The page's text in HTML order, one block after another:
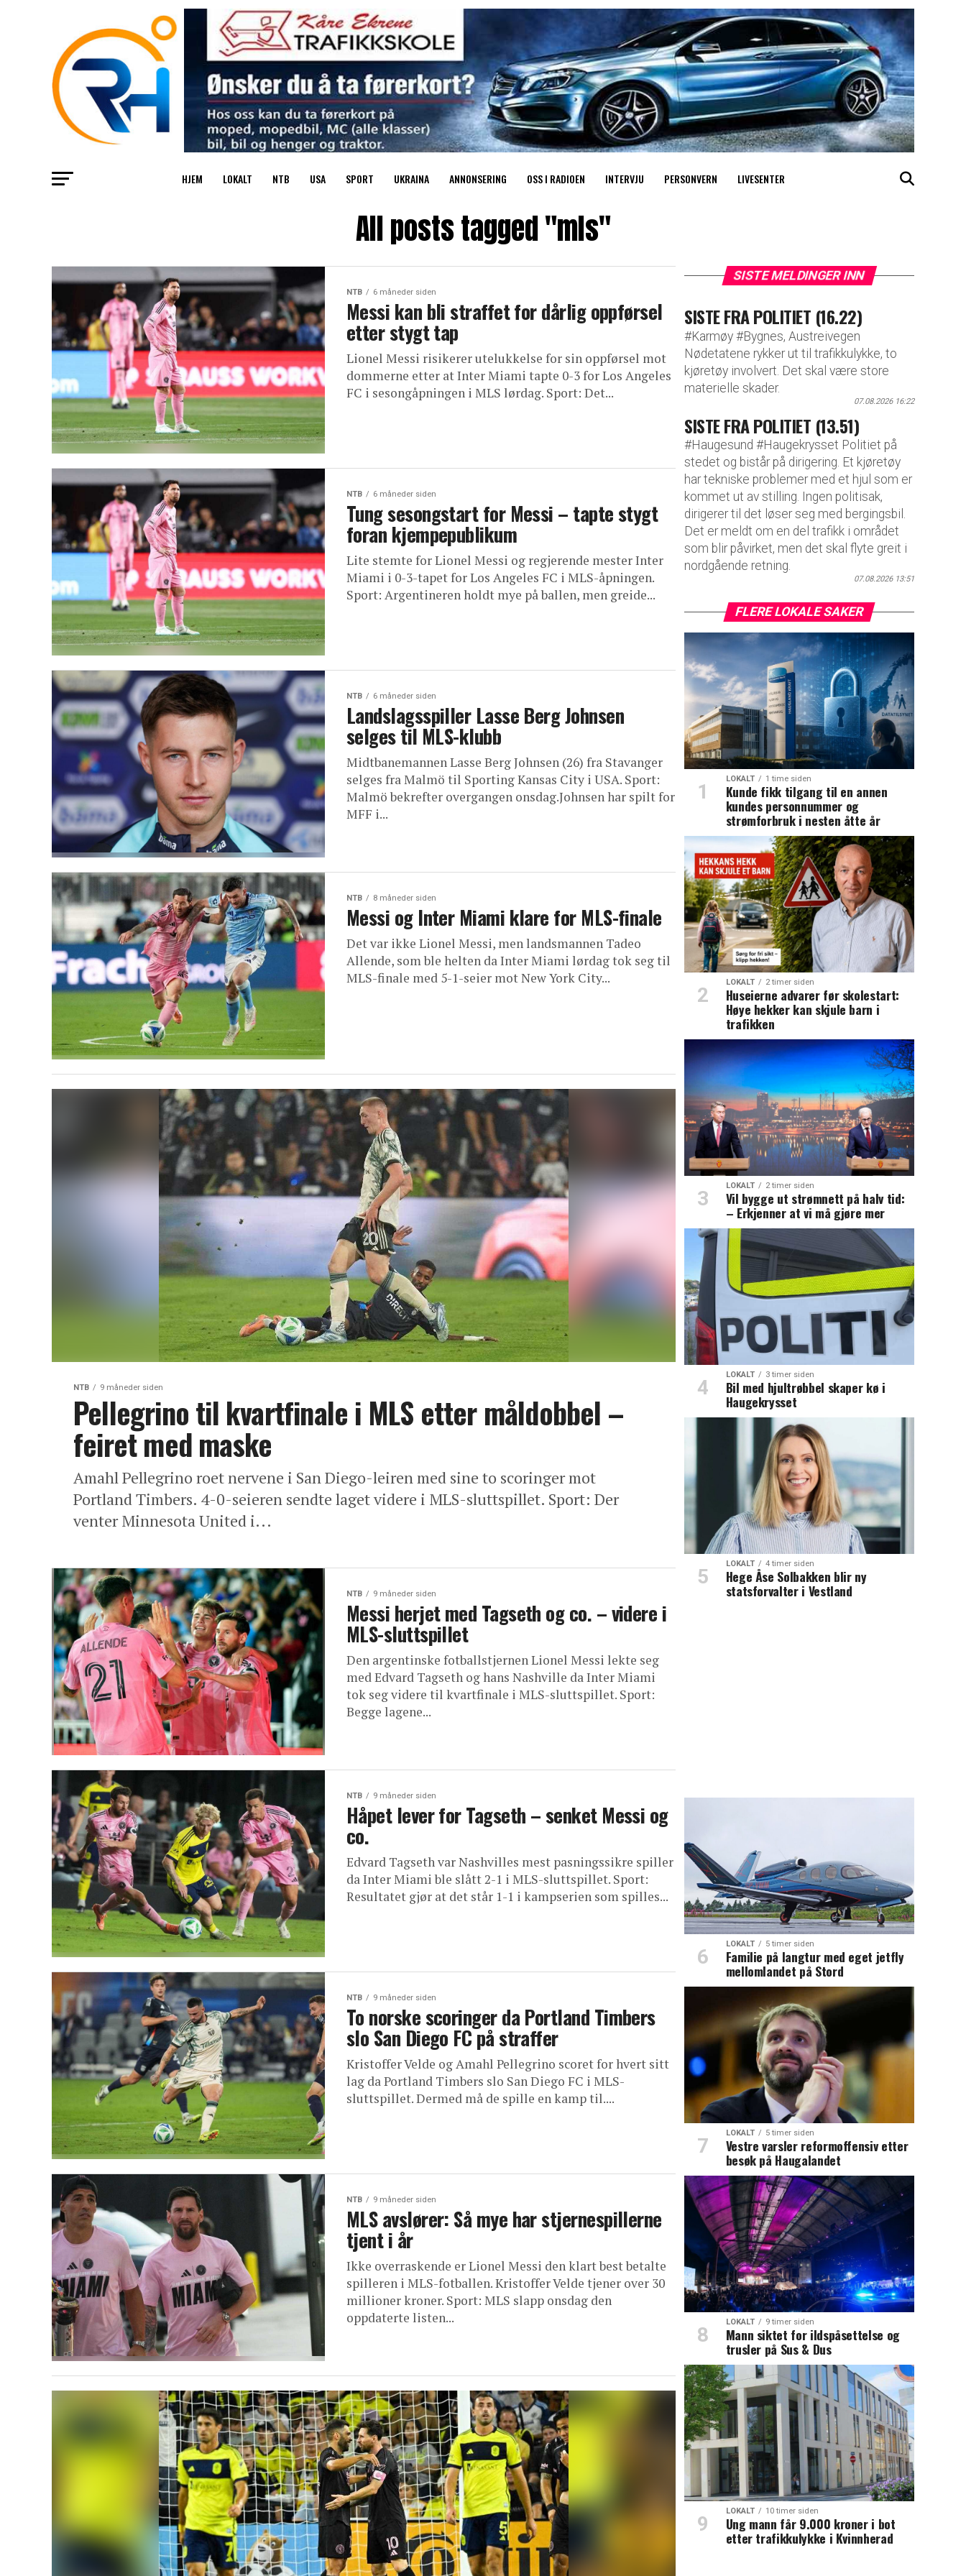
HJEM LOKALT NTB USA SPORT UKRAINA ANNONSERING OSS I RADIOEN INTERVJU PERSONVERN LIVESENTER
All posts tagged "mls"
NTB 6 måneder siden
Messi kan bli straffet for dårlig oppførsel
etter stygt tap
Lionel Messi risikerer utelukkelse for sin oppførsel mot
dommerne etter at Inter Miami tapte 0-3 for Los Angeles
FC i sesongåpningen i MLS lørdag. Sport: Det...
NTB 6 måneder siden
Tung sesongstart for Messi – tapte stygt
foran kjempepublikum
Lite stemte for Lionel Messi og regjerende mester Inter
Miami i 0-3-tapet for Los Angeles FC i MLS-åpningen.
Sport: Argentineren holdt mye på ballen, men greide...
NTB 6 måneder siden
Landslagsspiller Lasse Berg Johnsen
selges til MLS-klubb
Midtbanemannen Lasse Berg Johnsen (26) fra Stavanger
selges fra Malmö til Sporting Kansas City i USA. Sport:
Malmö bekrefter overgangen onsdag.Johnsen har spilt for
MFF i...
NTB 8 måneder siden
Messi og Inter Miami klare for MLS-finale
Det var ikke Lionel Messi, men landsmannen Tadeo
Allende, som ble helten da Inter Miami lørdag tok seg til
MLS-finale med 5-1-seier mot New York City...
NTB 9 måneder siden
Pellegrino til kvartfinale i MLS etter måldobbel –
feiret med maske
Amahl Pellegrino roet nervene i San Diego-leiren med sine to scoringer mot
Portland Timbers. 4-0-seieren sendte laget videre i MLS-sluttspillet. Sport: Der
venter Minnesota United i...
NTB 9 måneder siden
Messi herjet med Tagseth og co. – videre i
MLS-sluttspillet
Den argentinske fotballstjernen Lionel Messi lekte seg
med Edvard Tagseth og hans Nashville da Inter Miami
tok seg videre til kvartfinale i MLS-sluttspillet. Sport:
Begge lagene...
NTB 9 måneder siden
Håpet lever for Tagseth – senket Messi og
co.
Edvard Tagseth var Nashvilles mest pasningssikre spiller
da Inter Miami ble slått 2-1 i MLS-sluttspillet. Sport:
Resultatet gjør at det står 1-1 i kampserien som spilles...
NTB 9 måneder siden
To norske scoringer da Portland Timbers
slo San Diego FC på straffer
Kristoffer Velde og Amahl Pellegrino scoret for hvert sitt
lag da Portland Timbers slo San Diego FC i MLS-
sluttspillet. Dermed må de spille en kamp til....
NTB 9 måneder siden
MLS avslører: Så mye har stjernespillerne
tjent i år
Ikke overraskende er Lionel Messi den klart best betalte
spilleren i MLS-fotballen. Kristoffer Velde tjener over 30
millioner kroner. Sport: MLS slapp onsdag den
oppdaterte listen...
SISTE MELDINGER INN
SISTE FRA POLITIET (16.22)
#Karmøy #Bygnes, Austreivegen
Nødetatene rykker ut til trafikkulykke, to
kjøretøy involvert. Det skal være store
materielle skader.
07.08.2026 16:22
SISTE FRA POLITIET (13.51)
#Haugesund #Haugekrysset Politiet på
stedet og bistår på dirigering. Et kjøretøy
har tekniske problemer med et hjul som er
kommet ut av stilling. Ingen politisak,
dirigerer til det løser seg med bergingsbil.
Det er meldt om en del trafikk i området
som blir påvirket, men det skal flyte greit i
nordgående retning.
07.08.2026 13:51
FLERE LOKALE SAKER
LOKALT 1 time siden
Kunde fikk tilgang til en annen
kundes personnummer og
strømforbruk i nesten åtte år
LOKALT 2 timer siden
Huseierne advarer før skolestart:
Høye hekker kan skjule barn i
trafikken
LOKALT 2 timer siden
Vil bygge ut strømnett på halv tid:
– Erkjenner at vi må gjøre mer
LOKALT 3 timer siden
Bil med hjultrøbbel skaper kø i
Haugekrysset
LOKALT 4 timer siden
Hege Åse Solbakken blir ny
statsforvalter i Vestland
LOKALT 5 timer siden
Familie på langtur med eget jetfly
mellomlandet på Stord
LOKALT 5 timer siden
Vestre varsler reformoffensiv etter
besøk på Haugalandet
LOKALT 9 timer siden
Mann siktet for ildspåsettelse og
trusler på Sus & Dus
LOKALT 10 timer siden
Ung mann får 9.000 kroner i bot
etter trafikkulykke i Kvinnherad